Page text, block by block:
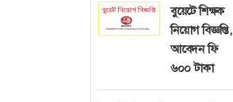
বুয়েটে শিক্ষক
নিয়োগ বিজ্ঞপ্তি,
আবেদন ফি
৬০০ টাকা